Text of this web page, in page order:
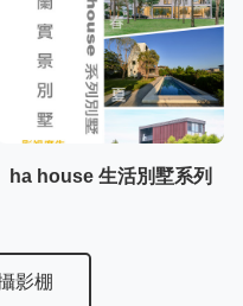
ha house 生活別墅系列
影棚